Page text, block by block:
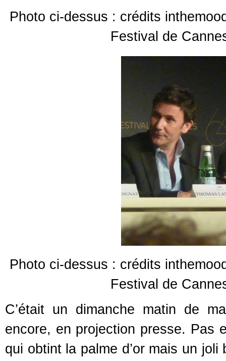
Photo ci-dessus : crédits
Festival de
Photo ci-dessus : crédits
Festival de
C’était un dimanche matin de
encore, en projection presse. Pas
qui obtint la palme d’or mais un